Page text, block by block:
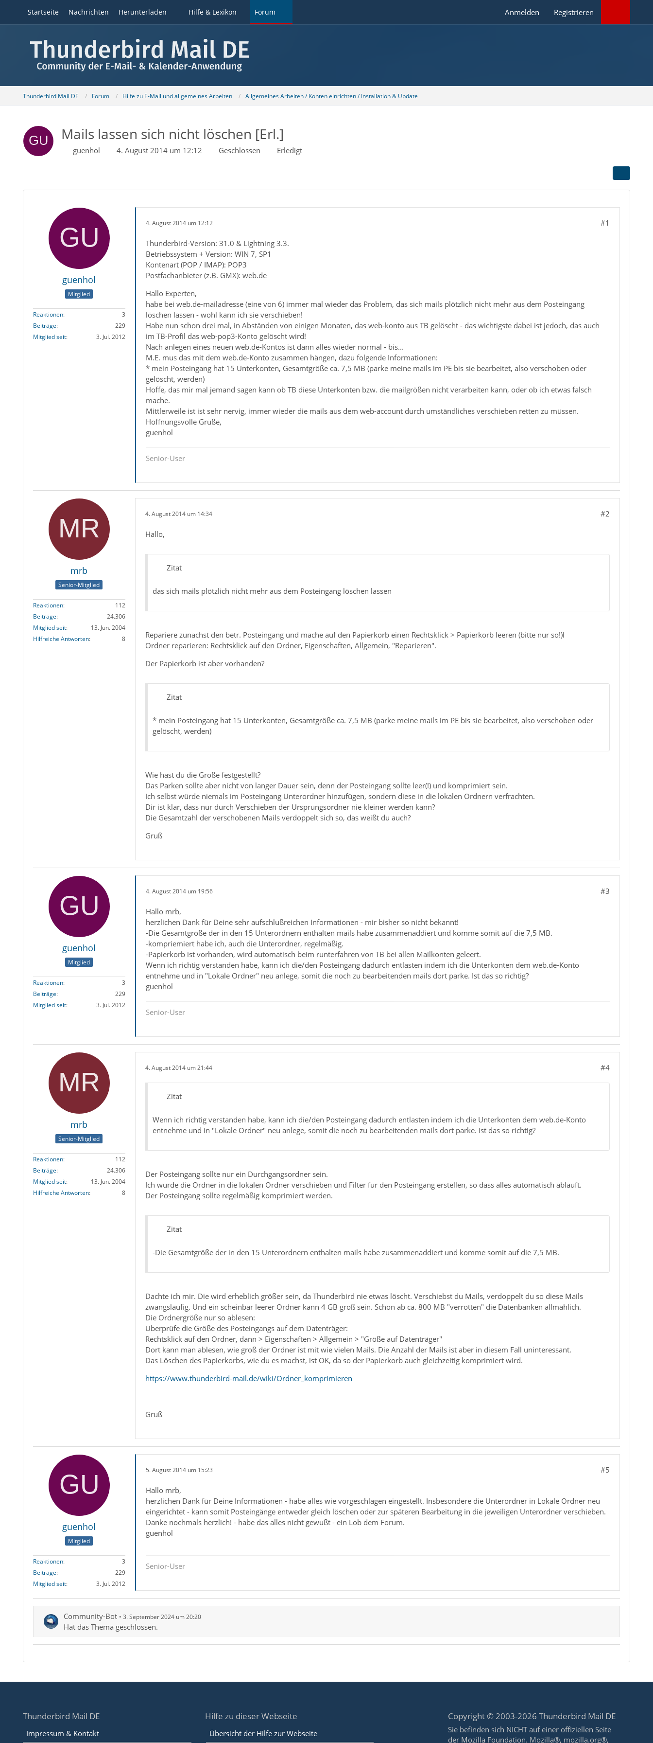
Startseite Nachrichten Herunterladen Hilfe & Lexikon Forum Anmelden Registrieren
Thunderbird Mail DE Forum Hilfe zu E-Mail und allgemeines Arbeiten Allgemeines Arbeiten / Konten einrichten / Installation & Update
Mails lassen sich nicht löschen [Erl.]
guenhol 4. August 2014 um 12:12 Geschlossen Erledigt
guenhol
Mitglied
Reaktionen
3
Beiträge
229
Mitglied seit
3. Jul. 2012
4. August 2014 um 12:12 #1
Thunderbird-Version: 31.0 & Lightning 3.3.
Betriebssystem + Version: WIN 7, SP1
Kontenart (POP / IMAP): POP3
Postfachanbieter (z.B. GMX): web.de
Hallo Experten,
habe bei web.de-mailadresse (eine von 6) immer mal wieder das Problem, das sich mails plötzlich nicht mehr aus dem Posteingang
löschen lassen - wohl kann ich sie verschieben!
Habe nun schon drei mal, in Abständen von einigen Monaten, das web-konto aus TB gelöscht - das wichtigste dabei ist jedoch, das auch
im TB-Profil das web-pop3-Konto gelöscht wird!
Nach anlegen eines neuen web.de-Kontos ist dann alles wieder normal - bis...
M.E. mus das mit dem web.de-Konto zusammen hängen, dazu folgende Informationen:
* mein Posteingang hat 15 Unterkonten, Gesamtgröße ca. 7,5 MB (parke meine mails im PE bis sie bearbeitet, also verschoben oder
gelöscht, werden)
Hoffe, das mir mal jemand sagen kann ob TB diese Unterkonten bzw. die mailgrößen nicht verarbeiten kann, oder ob ich etwas falsch
mache.
Mittlerweile ist ist sehr nervig, immer wieder die mails aus dem web-account durch umständliches verschieben retten zu müssen.
Hoffnungsvolle Grüße,
guenhol
Senior-User
mrb
Senior-Mitglied
Reaktionen
112
Beiträge
24.306
Mitglied seit
13. Jun. 2004
Hilfreiche Antworten
8
4. August 2014 um 14:34 #2
Hallo,
Zitat
das sich mails plötzlich nicht mehr aus dem Posteingang löschen lassen
Repariere zunächst den betr. Posteingang und mache auf den Papierkorb einen Rechtsklick > Papierkorb leeren (bitte nur so!)l
Ordner reparieren: Rechtsklick auf den Ordner, Eigenschaften, Allgemein, "Reparieren".
Der Papierkorb ist aber vorhanden?
Zitat
* mein Posteingang hat 15 Unterkonten, Gesamtgröße ca. 7,5 MB (parke meine mails im PE bis sie bearbeitet, also verschoben oder
gelöscht, werden)
Wie hast du die Größe festgestellt?
Das Parken sollte aber nicht von langer Dauer sein, denn der Posteingang sollte leer(!) und komprimiert sein.
Ich selbst würde niemals im Posteingang Unterordner hinzufügen, sondern diese in die lokalen Ordnern verfrachten.
Dir ist klar, dass nur durch Verschieben der Ursprungsordner nie kleiner werden kann?
Die Gesamtzahl der verschobenen Mails verdoppelt sich so, das weißt du auch?
Gruß
guenhol
Mitglied
Reaktionen
3
Beiträge
229
Mitglied seit
3. Jul. 2012
4. August 2014 um 19:56 #3
Hallo mrb,
herzlichen Dank für Deine sehr aufschlußreichen Informationen - mir bisher so nicht bekannt!
-Die Gesamtgröße der in den 15 Unterordnern enthalten mails habe zusammenaddiert und komme somit auf die 7,5 MB.
-kompriemiert habe ich, auch die Unterordner, regelmäßig.
-Papierkorb ist vorhanden, wird automatisch beim runterfahren von TB bei allen Mailkonten geleert.
Wenn ich richtig verstanden habe, kann ich die/den Posteingang dadurch entlasten indem ich die Unterkonten dem web.de-Konto
entnehme und in "Lokale Ordner" neu anlege, somit die noch zu bearbeitenden mails dort parke. Ist das so richtig?
guenhol
Senior-User
mrb
Senior-Mitglied
Reaktionen
112
Beiträge
24.306
Mitglied seit
13. Jun. 2004
Hilfreiche Antworten
8
4. August 2014 um 21:44 #4
Zitat
Wenn ich richtig verstanden habe, kann ich die/den Posteingang dadurch entlasten indem ich die Unterkonten dem web.de-Konto
entnehme und in "Lokale Ordner" neu anlege, somit die noch zu bearbeitenden mails dort parke. Ist das so richtig?
Der Posteingang sollte nur ein Durchgangsordner sein.
Ich würde die Ordner in die lokalen Ordner verschieben und Filter für den Posteingang erstellen, so dass alles automatisch abläuft.
Der Posteingang sollte regelmäßig komprimiert werden.
Zitat
-Die Gesamtgröße der in den 15 Unterordnern enthalten mails habe zusammenaddiert und komme somit auf die 7,5 MB.
Dachte ich mir. Die wird erheblich größer sein, da Thunderbird nie etwas löscht. Verschiebst du Mails, verdoppelt du so diese Mails
zwangsläufig. Und ein scheinbar leerer Ordner kann 4 GB groß sein. Schon ab ca. 800 MB "verrotten" die Datenbanken allmählich.
Die Ordnergröße nur so ablesen:
Überprüfe die Größe des Posteingangs auf dem Datenträger:
Rechtsklick auf den Ordner, dann > Eigenschaften > Allgemein > "Größe auf Datenträger"
Dort kann man ablesen, wie groß der Ordner ist mit wie vielen Mails. Die Anzahl der Mails ist aber in diesem Fall uninteressant.
Das Löschen des Papierkorbs, wie du es machst, ist OK, da so der Papierkorb auch gleichzeitig komprimiert wird.
https://www.thunderbird-mail.de/wiki/Ordner_komprimieren
Gruß
guenhol
Mitglied
Reaktionen
3
Beiträge
229
Mitglied seit
3. Jul. 2012
5. August 2014 um 15:23 #5
Hallo mrb,
herzlichen Dank für Deine Informationen - habe alles wie vorgeschlagen eingestellt. Insbesondere die Unterordner in Lokale Ordner neu
eingerichtet - kann somit Posteingänge entweder gleich löschen oder zur späteren Bearbeitung in die jeweiligen Unterordner verschieben.
Danke nochmals herzlich! - habe das alles nicht gewußt - ein Lob dem Forum.
guenhol
Senior-User
Community-Bot 3. September 2024 um 20:20
Hat das Thema geschlossen.
Thunderbird Mail DE
Impressum & Kontakt
Hilfe zu dieser Webseite
Übersicht der Hilfe zur Webseite
Copyright © 2003-2026 Thunderbird Mail DE
Sie befinden sich NICHT auf einer offiziellen Seite
der Mozilla Foundation. Mozilla®, mozilla.org®,